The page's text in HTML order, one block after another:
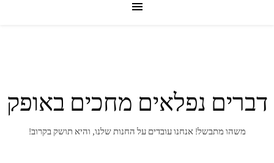
דברים נפלאים מחכים באופק
משהו מתבשל! אנחנו עובדים על החנות שלנו, והיא תושק בקרוב!